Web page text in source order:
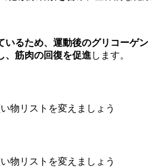
いるため、運動後のグリコーゲン
、筋肉の回復を促進 します。
物リストを変えましょう
物リストを変えましょう